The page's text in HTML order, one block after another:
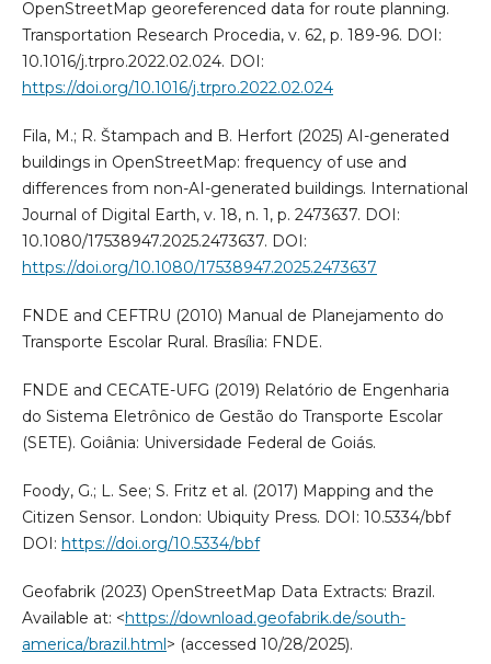
OpenStreetMap georeferenced data for route planning.
Transportation Research Procedia, v. 62, p. 189-96. DOI:
10.1016/j.trpro.2022.02.024. DOI:
https://doi.org/10.1016/j.trpro.2022.02.024
Fila, M.; R. Štampach and B. Herfort (2025) AI-generated
buildings in OpenStreetMap: frequency of use and
differences from non-AI-generated buildings. International
Journal of Digital Earth, v. 18, n. 1, p. 2473637. DOI:
10.1080/17538947.2025.2473637. DOI:
https://doi.org/10.1080/17538947.2025.2473637
FNDE and CEFTRU (2010) Manual de Planejamento do
Transporte Escolar Rural. Brasília: FNDE.
FNDE and CECATE-UFG (2019) Relatório de Engenharia
do Sistema Eletrônico de Gestão do Transporte Escolar
(SETE). Goiânia: Universidade Federal de Goiás.
Foody, G.; L. See; S. Fritz et al. (2017) Mapping and the
Citizen Sensor. London: Ubiquity Press. DOI: 10.5334/bbf
DOI: https://doi.org/10.5334/bbf
Geofabrik (2023) OpenStreetMap Data Extracts: Brazil.
Available at: <https://download.geofabrik.de/south-
america/brazil.html> (accessed 10/28/2025).